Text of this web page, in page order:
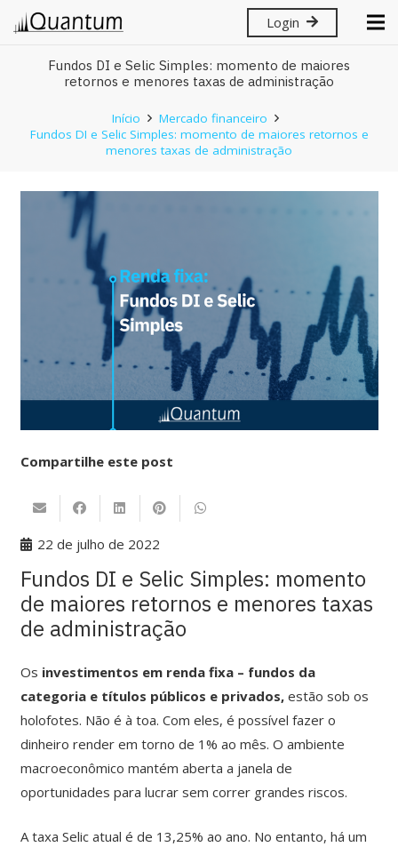
Login
Fundos DI e Selic Simples: momento de maiores
retornos e menores taxas de administração
Início
Mercado financeiro
Fundos DI e Selic Simples: momento de maiores retornos e
menores taxas de administração
Compartilhe este post
22 de julho de 2022
Fundos DI e Selic Simples: momento
de maiores retornos e menores taxas
de administração
Os investimentos em renda fixa – fundos da
categoria e títulos públicos e privados,estão sob os
holofotes. Não é à toa. Com eles, é possível fazer o
dinheiro render em torno de 1% ao mês. O ambiente
macroeconômico mantém aberta a janela de
oportunidades para lucrar sem correr grandes riscos.
A taxa Selic atual é de 13,25% ao ano. No entanto, há um